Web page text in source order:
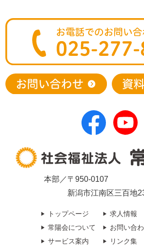
本部／〒950-0107
新潟市江南区三百地
トップページ
常陽会について
サービス案内
求人情報
お問い合
リンク集